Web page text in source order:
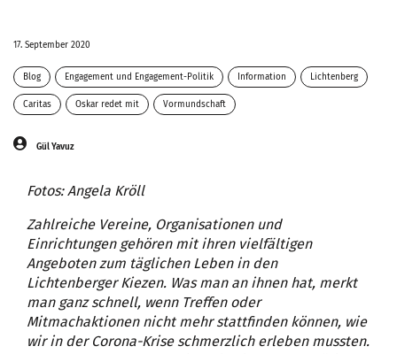
17. September 2020
Blog Engagement und Engagement-Politik Information Lichtenberg
Redaktion
Caritas Oskar redet mit Vormundschaft
Gül Yavuz
Fotos: Angela Kröll
Zahlreiche Vereine, Organisationen und
Einrichtungen gehören mit ihren vielfältigen
Angeboten zum täglichen Leben in den
Lichtenberger Kiezen. Was man an ihnen hat, merkt
man ganz schnell, wenn Treffen oder
Mitmachaktionen nicht mehr stattfinden können, wie
wir in der Corona-Krise schmerzlich erleben mussten.